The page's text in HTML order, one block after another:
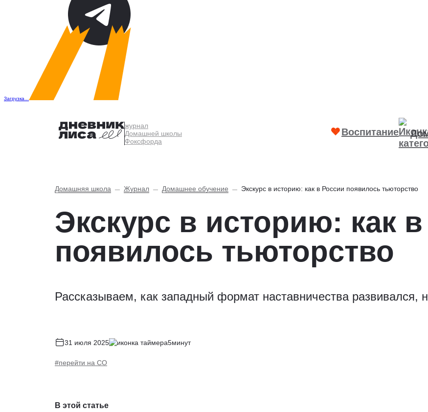
Загрузка...
журнал
Домашней школы
Фоксфорда
Воспитание
Домашняя школа Журнал Домашнее обучение Экскурс в историю: как в России появилось тьюторство
Экскурс в историю: как
появилось тьюторство
Рассказываем, как западный формат наставничества развивался,
31 июля 2025 5минут
#перейти на СО
В этой статье